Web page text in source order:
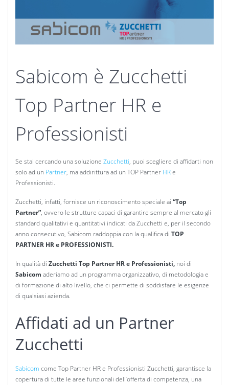
Sabicom è Zucchetti
Top Partner HR e
Professionisti
Se stai cercando una soluzione Zucchetti, puoi scegliere di affidarti non
solo ad un Partner, ma addirittura ad un TOP Partner HRe
Professionisti.
Zucchetti, infatti, fornisce un riconoscimento speciale ai “Top
Partner”, ovvero le strutture capaci di garantire sempre al mercato gli
standard qualitativi e quantitativi indicati da Zucchetti e, per il secondo
anno consecutivo, Sabicom raddoppia con la qualifica di TOP
PARTNER HR e PROFESSIONISTI.
In qualità di Zucchetti Top Partner HR e Professionisti, noi di
Sabicom aderiamo ad un programma organizzativo, di metodologia e
di formazione di alto livello, che ci permette di soddisfare le esigenze
di qualsiasi azienda.
Affidati ad un Partner
Zucchetti
Sabicom come Top Partner HR e Professionisti Zucchetti, garantisce la
copertura di tutte le aree funzionali dell’offerta di competenza, una